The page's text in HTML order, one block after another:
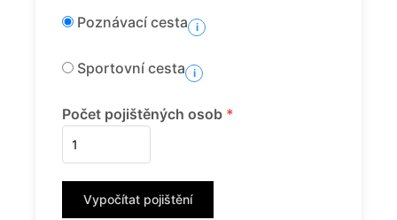
Poznávací cesta i
Sportovní cesta i
Počet pojištěných osob *
Vypočítat pojištění